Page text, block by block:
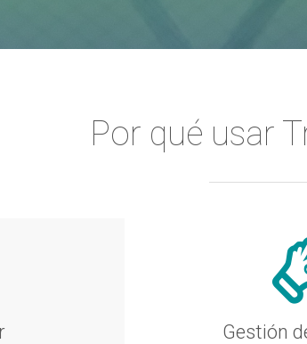
Por qué usar
Gestión